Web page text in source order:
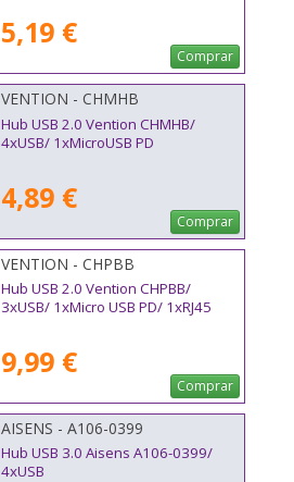
5,19 €
Comprar
VENTION - CHMHB
Hub USB 2.0 Vention CHMHB/
4xUSB/ 1xMicroUSB PD
4,89 €
Comprar
VENTION - CHPBB
Hub USB 2.0 Vention CHPBB/
3xUSB/ 1xMicro USB PD/ 1xRJ45
9,99 €
Comprar
AISENS - A106-0399
Hub USB 3.0 Aisens A106-0399/
4xUSB